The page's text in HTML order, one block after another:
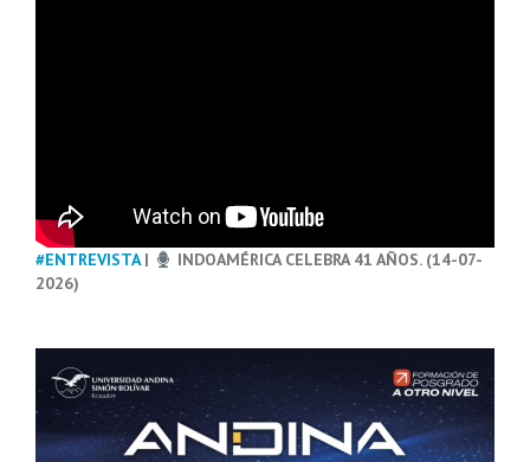
#ENTREVISTA|
INDOAMÉRICA CELEBRA 41 AÑOS. (14-07-
2026)